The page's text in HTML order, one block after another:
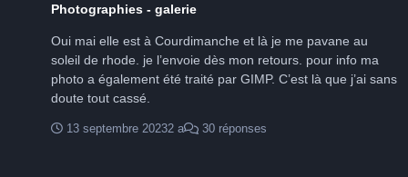
Photographies - galerie
Oui mai elle est à Courdimanche et là je me pavane au
soleil de rhode. je l’envoie dès mon retours. pour info ma
photo a également été traité par GIMP. C’est là que j’ai sans
doute tout cassé.
13 septembre 20232 a 30 réponses